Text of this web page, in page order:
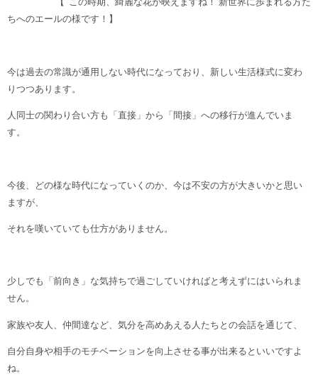
ちへのエールの様です！】
今は過去の常識が通用しない時代になっており、新しい生活様式に変わ
りつつあります。
人同士の関わり合い方も「直接」から「間接」への移行が進んでいま
す。
今後、どの様な時代になっていくのか、今は不安の方が大きいかと思い
ますが、
それを嘆いていても仕方がありません。
少しでも「前向き」な気持ちで過ごしていければと考えずにはいられま
せん。
家族や友人、仲間達など、気分を高めあえる人たちとの会話を通じて、
自分自身や相手のモチベーションを向上させる事が出来るといいですよ
ね。